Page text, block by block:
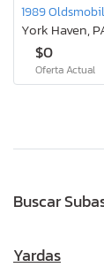
1989
York Haven,
$0
Oferta Actual
Buscar
Yardas